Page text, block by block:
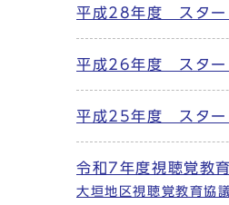
平成28年度 スター
平成26年度 スター
平成25年度 スター
令和7年度視聴覚教
大垣地区視聴覚教育協